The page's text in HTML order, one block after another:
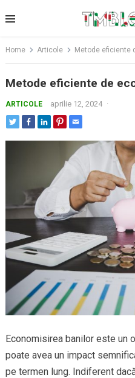
to
Home Articole Metode eficiente
Metode eficiente de
ARTICOLE aprilie 12, 2024 ·
Economisirea banilor este un
poate avea un impact
pe termen lung. Indiferent